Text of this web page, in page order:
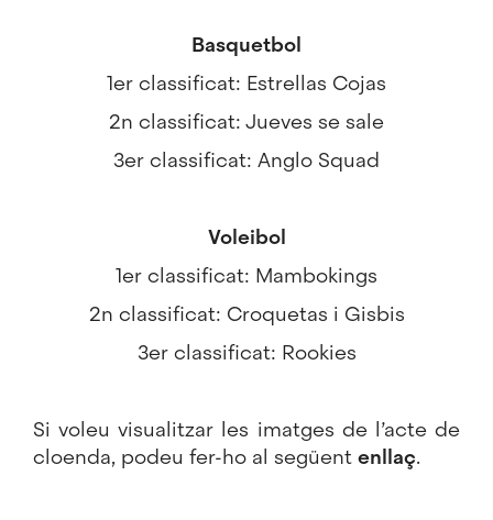
Basquetbol
1er classificat: Estrellas Cojas
2n classificat: Jueves se sale
3er classificat: Anglo Squad
Voleibol
1er classificat: Mambokings
2n classificat: Croquetas i Gisbis
3er classificat: Rookies
Si voleu visualitzar les imatges de l’acte de
cloenda, podeu fer-ho al següent enllaç.